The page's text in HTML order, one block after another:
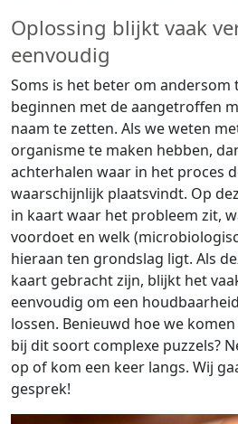
Oplossing blijkt vaak
eenvoudig
Soms is het beter om andersom
beginnen met de aangetroffen
naam te zetten. Als we weten
organisme te maken hebben,
achterhalen waar in het proces
waarschijnlijk plaatsvindt. Op
in kaart waar het probleem zit,
voordoet en welk
hieraan ten grondslag ligt. Als
kaart gebracht zijn, blijkt het
eenvoudig om een
lossen. Benieuwd hoe we
bij dit soort complexe puzzels?
op of kom een keer langs. Wij
gesprek!